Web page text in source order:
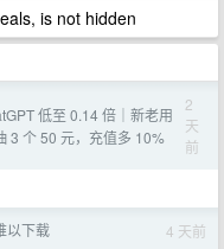
is not hidden
低至 0.14 倍｜新老用
3 个 50 元，充值多 10%
2
天
前
以下载 4 天前